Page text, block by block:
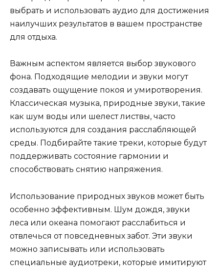
выбрать и использовать аудио для достижения
наилучших результатов в вашем пространстве
для отдыха.
Важным аспектом является выбор звукового
фона. Подходящие мелодии и звуки могут
создавать ощущение покоя и умиротворения.
Классическая музыка, природные звуки, такие
как шум воды или шелест листвы, часто
используются для создания расслабляющей
среды. Подбирайте такие треки, которые будут
поддерживать состояние гармонии и
способствовать снятию напряжения.
Использование природных звуков может быть
особенно эффективным. Шум дождя, звуки
леса или океана помогают расслабиться и
отвлечься от повседневных забот. Эти звуки
можно записывать или использовать
специальные аудиотреки, которые имитируют